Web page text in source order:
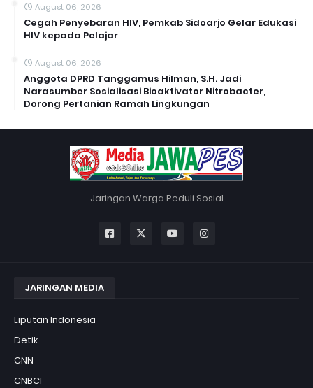
August 06, 2026
Cegah Penyebaran HIV, Pemkab Sidoarjo Gelar Edukasi
HIV kepada Pelajar
August 06, 2026
Anggota DPRD Tanggamus Hilman, S.H. Jadi
Narasumber Sosialisasi Bioaktivator Nitrobacter,
Dorong Pertanian Ramah Lingkungan
Jaringan Warga Peduli Sosial
JARINGAN MEDIA
Liputan Indonesia
Detik
CNN
CNBCI